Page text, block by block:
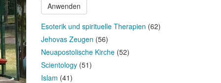
Anwenden
Esoterik und spirituelle Therapien (62)
Jehovas Zeugen (56)
Neuapostolische Kirche(52)
Scientology(51)
Islam (41)